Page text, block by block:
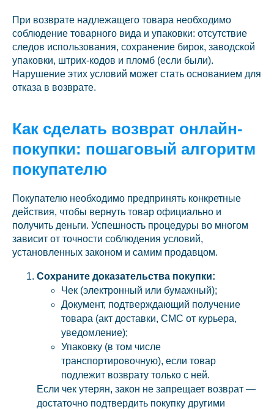
При возврате надлежащего товара необходимо
соблюдение товарного вида и упаковки: отсутствие
следов использования, сохранение бирок, заводской
упаковки, штрих-кодов и пломб (если были).
Нарушение этих условий может стать основанием для
отказа в возврате.
Как сделать возврат онлайн-
покупки: пошаговый алгоритм
покупателю
Покупателю необходимо предпринять конкретные
действия, чтобы вернуть товар официально и
получить деньги. Успешность процедуры во многом
зависит от точности соблюдения условий,
установленных законом и самим продавцом.
Сохраните доказательства покупки:
Чек (электронный или бумажный);
Документ, подтверждающий получение
товара (акт доставки, СМС от курьера,
уведомление);
Упаковку (в том числе
транспортировочную), если товар
подлежит возврату только с ней.
Если чек утерян, закон не запрещает возврат —
достаточно подтвердить покупку другими